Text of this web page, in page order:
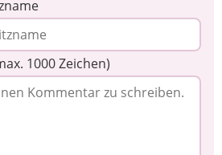
1000 Zeichen)